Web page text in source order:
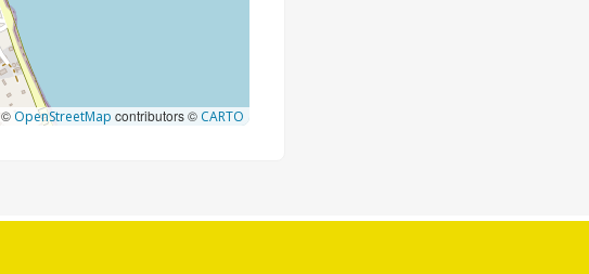
© OpenStreetMap contributors © CARTO